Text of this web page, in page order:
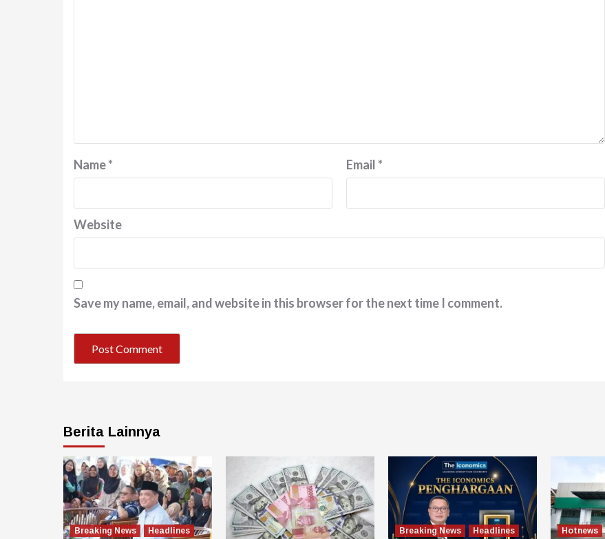
Name* Email*
Website
Save my name, email, and website in this browser for the next time I comment.
Berita Lainnya
Breaking News Headlines Breaking News Headlines Hotnews